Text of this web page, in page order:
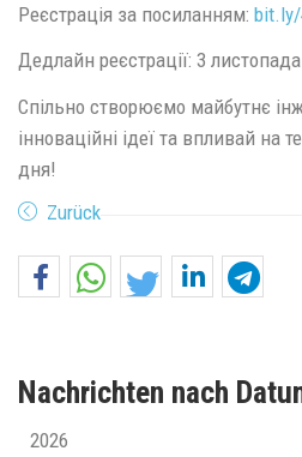
Реєстрація за посиланням: bit.ly/
Дедлайн реєстрації: 3 листопада
Спільно створюємо майбутнє
інноваційні ідеї та впливай на
дня!
Zurück
Nachrichten nach
2026